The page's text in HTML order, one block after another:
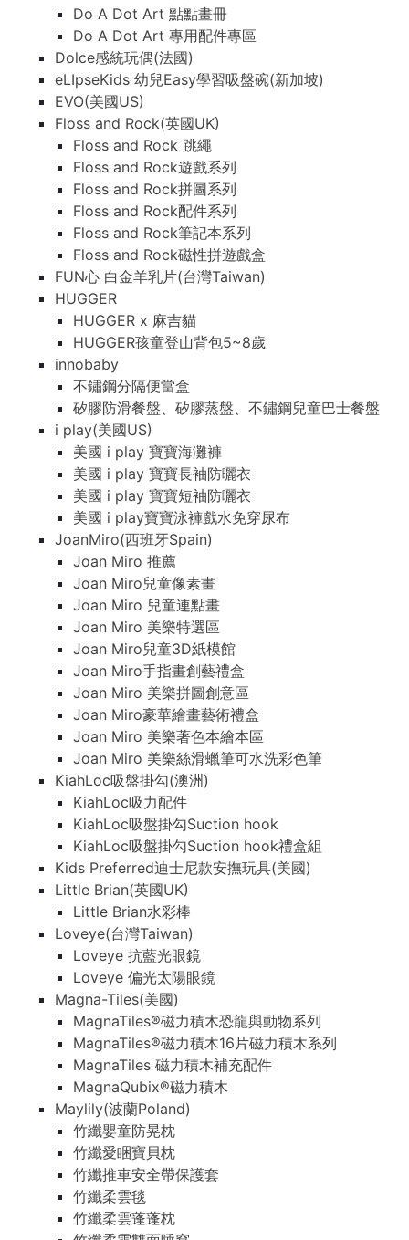
Do A Dot Art 點點畫冊
Do A Dot Art 專用配件專區
Dolce感統玩偶(法國)
eLIpseKids 幼兒Easy學習吸盤碗(新加坡)
EVO(美國US)
Floss and Rock(英國UK)
Floss and Rock 跳繩
Floss and Rock遊戲系列
Floss and Rock拼圖系列
Floss and Rock配件系列
Floss and Rock筆記本系列
Floss and Rock磁性拼遊戲盒
FUN心 白金羊乳片(台灣Taiwan)
HUGGER
HUGGER x 麻吉貓
HUGGER孩童登山背包5~8歲
innobaby
不鏽鋼分隔便當盒
矽膠防滑餐盤、矽膠蒸盤、不鏽鋼兒童巴士餐盤
i play(美國US)
美國 i play 寶寶海灘褲
美國 i play 寶寶長袖防曬衣
美國 i play 寶寶短袖防曬衣
美國 i play寶寶泳褲戲水免穿尿布
JoanMiro(西班牙Spain)
Joan Miro 推薦
Joan Miro兒童像素畫
Joan Miro 兒童連點畫
Joan Miro 美樂特選區
Joan Miro兒童3D紙模館
Joan Miro手指畫創藝禮盒
Joan Miro 美樂拼圖創意區
Joan Miro豪華繪畫藝術禮盒
Joan Miro 美樂著色本繪本區
Joan Miro 美樂絲滑蠟筆可水洗彩色筆
KiahLoc吸盤掛勾(澳洲)
KiahLoc吸力配件
KiahLoc吸盤掛勾Suction hook
KiahLoc吸盤掛勾Suction hook禮盒組
Kids Preferred迪士尼款安撫玩具(美國)
Little Brian(英國UK)
Little Brian水彩棒
Loveye(台灣Taiwan)
Loveye 抗藍光眼鏡
Loveye 偏光太陽眼鏡
Magna-Tiles(美國)
MagnaTiles®磁力積木恐龍與動物系列
MagnaTiles®磁力積木16片磁力積木系列
MagnaTiles 磁力積木補充配件
MagnaQubix®磁力積木
Maylily(波蘭Poland)
竹纖嬰童防晃枕
竹纖愛睏寶貝枕
竹纖推車安全帶保護套
竹纖柔雲毯
竹纖柔雲蓬蓬枕